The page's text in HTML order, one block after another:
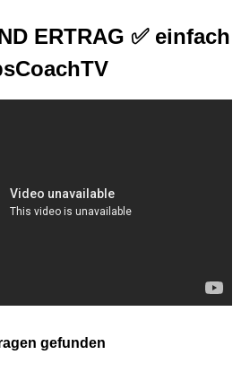
ERTRAG ✅ einfach
gefunden